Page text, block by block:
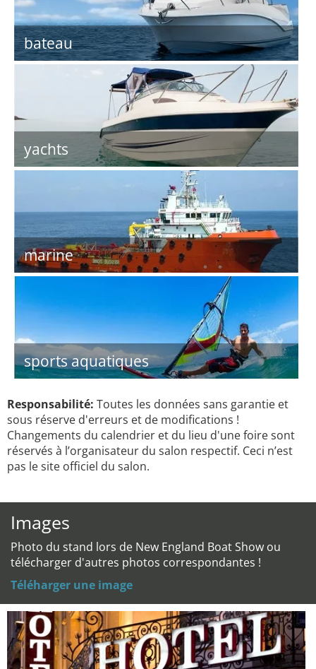
bateau
yachts
marine
sports aquatiques
Responsabilité: Toutes les données sans garantie et
sous réserve d'erreurs et de modifications !
Changements du calendrier et du lieu d'une foire sont
réservés à l’organisateur du salon respectif. Ceci n’est
pas le site officiel du salon.
Images
Photo du stand lors de New England Boat Show ou
télécharger d'autres photos correspondantes !
Téléharger une image